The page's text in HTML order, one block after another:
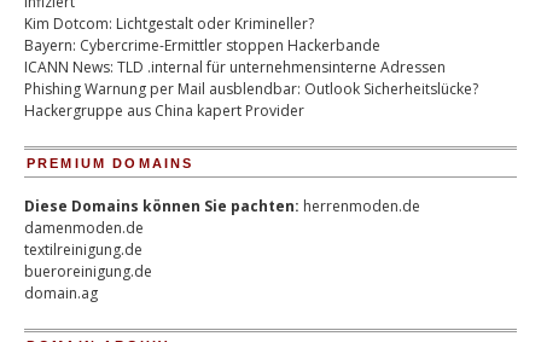
Kim Dotcom: Lichtgestalt oder Krimineller?
Bayern: Cybercrime-Ermittler stoppen Hackerbande
ICANN News: TLD .internal für unternehmensinterne Adressen
Phishing Warnung per Mail ausblendbar: Outlook Sicherheitslücke?
Hackergruppe aus China kapert Provider
PREMIUM DOMAINS
Diese Domains können Sie pachten: herrenmoden.de
damenmoden.de
textilreinigung.de
bueroreinigung.de
domain.ag